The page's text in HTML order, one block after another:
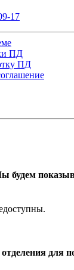
17
ПД
ПД
будем
для